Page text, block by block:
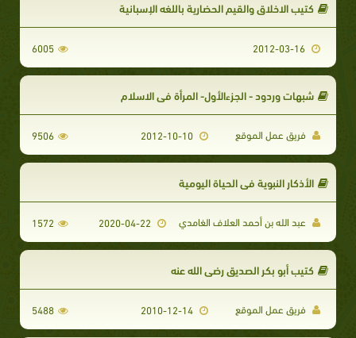
كتيب الاخلاق والقيم الحضارية باللغه الإسبانية
6005
شبهات وردود - الجزءالأول- المرأة في الاسلام
فريق عمل الموقع 9506
الأذكار النبوية في الحياة اليومية
عبد الله بن أحمد العلاف الغامدي 1572
كتيب أبو بكر الصديق رضي الله عنه
فريق عمل الموقع 5488